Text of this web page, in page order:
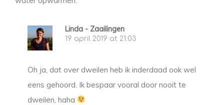
Linda - Zaailingen
19 april 2019 at 21:03
Oh ja, dat over dweilen heb ik inderdaad ook wel
eens gehoord. Ik bespaar vooral door nooit te
dweilen, haha